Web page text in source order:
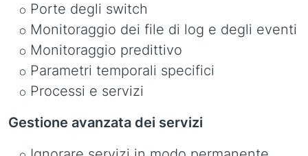
Porte degli switch
Monitoraggio dei file di log e degli eventi
Monitoraggio predittivo
Parametri temporali specifici
Processi e servizi
Gestione avanzata dei servizi